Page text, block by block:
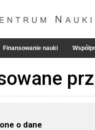
Finansowanie nauki
o dane